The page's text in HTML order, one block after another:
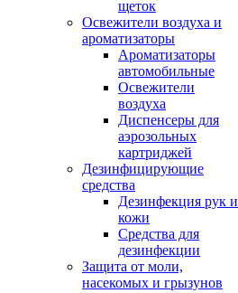
щеток
Освежители воздуха и
ароматизаторы
Ароматизаторы
автомобильные
Освежители
воздуха
Диспенсеры для
аэрозольных
картриджей
Дезинфицирующие
средства
Дезинфекция рук и
кожи
Средства для
дезинфекции
Защита от моли,
насекомых и грызунов